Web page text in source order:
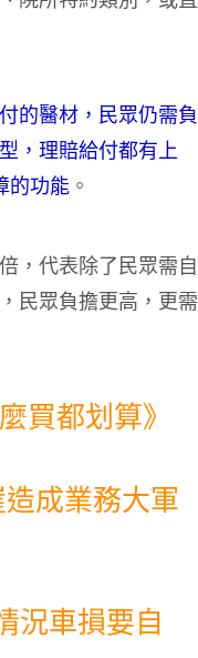
的醫材，民眾仍需負
，理賠給付都有上
的功能 。
，代表除了民眾需自
民眾負擔更高，更需
買都划算》
成業務大軍
況車損要自